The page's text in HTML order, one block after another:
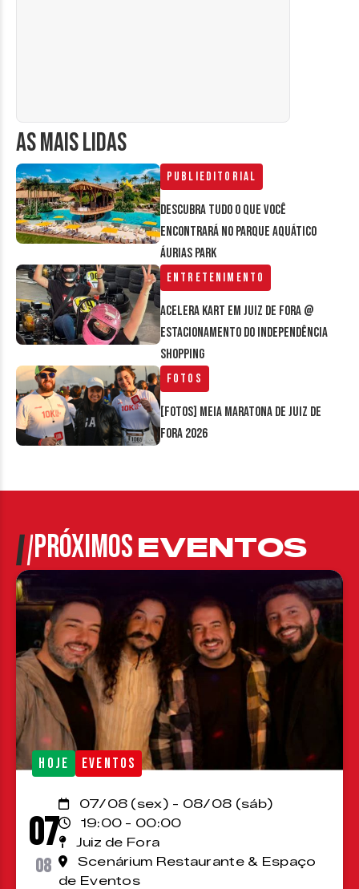
AS MAIS LIDAS
Publieditorial
Descubra tudo o que você
encontrará no parque aquático
Áurias Park
Entretenimento
Acelera Kart em Juiz de Fora @
estacionamento do Independência
Shopping
Fotos
[FOTOS] Meia Maratona de Juiz de
Fora 2026
PRÓXIMOSEVENTOS
HOJE EVENTOS
07
08
07/08 (sex) - 08/08 (sáb)
19:00 - 00:00
Juiz de Fora
Scenárium Restaurante & Espaço
de Eventos